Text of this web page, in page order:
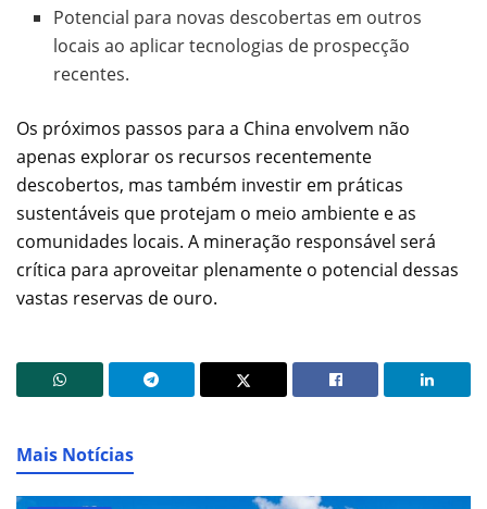
Potencial para novas descobertas em outros
locais ao aplicar tecnologias de prospecção
recentes.
Os próximos passos para a China envolvem não
apenas explorar os recursos recentemente
descobertos, mas também investir em práticas
sustentáveis que protejam o meio ambiente e as
comunidades locais. A mineração responsável será
crítica para aproveitar plenamente o potencial dessas
vastas reservas de ouro.
Mais Notícias